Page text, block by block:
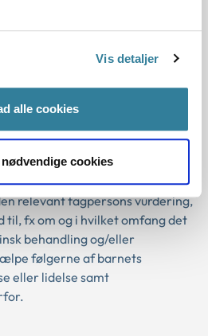
Vis detaljer
alle cookies
cookies
relevant fagpersons vurdering,
eller fagkyndige
og ungeområdet.
relevant fagpersons vurdering
og ikke tager udgangspunkt i de
relevant fagpersons vurdering,
til, fx om og i hvilket omfang det
behandling og/eller
følgerne af barnets
eller lidelse samt